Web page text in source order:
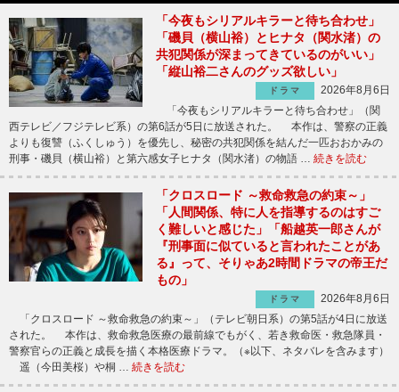
「今夜もシリアルキラーと待ち合わせ」
「磯貝（横山裕）とヒナタ（関水渚）の
共犯関係が深まってきているのがいい」
「縦山裕二さんのグッズ欲しい」
ドラマ
2026年8月6日
「今夜もシリアルキラーと待ち合わせ」（関
西テレビ／フジテレビ系）の第6話が5日に放送された。 本作は、警察の正義
よりも復讐（ふくしゅう）を優先し、秘密の共犯関係を結んだ一匹おおかみの
刑事・磯貝（横山裕）と第六感女子ヒナタ（関水渚）の物語 … 続きを読む
「クロスロード ～救命救急の約束～」
「人間関係、特に人を指導するのはすご
く難しいと感じた」「船越英一郎さんが
『刑事面に似ていると言われたことがあ
る』って、そりゃあ2時間ドラマの帝王だ
もの」
ドラマ
2026年8月6日
「クロスロード ～救命救急の約束～」（テレビ朝日系）の第5話が4日に放送
された。 本作は、救命救急医療の最前線でもがく、若き救命医・救急隊員・
警察官らの正義と成長を描く本格医療ドラマ。（※以下、ネタバレを含みます）
遥（今田美桜）や桐 … 続きを読む